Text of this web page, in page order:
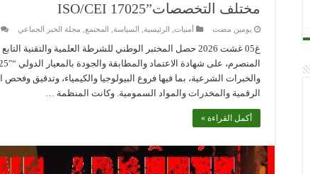
مختلف التخصصات”ISO/CEI 17025
‏يومين مضت أمنيات الرئيسية السياسة المجتمع مجلة الخبر الجماعي
غ05 غشت 2026 حصل المختبر الوطني للشرطة العلمية والتقنية
والخبرات الشرعية، بما فيها فروع البيولوجيا والكيمياء، وتدقيق وفحص
الرقمية والمخدرات والمواد السمومية. وكانت المنظمة …
أكمل القراءة »